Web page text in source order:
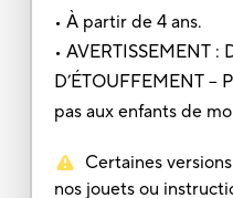
• À partir de 4 ans.
• AVERTISSEMENT :
D’ÉTOUFFEMENT –
pas aux enfants de
Certaines
nos jouets ou